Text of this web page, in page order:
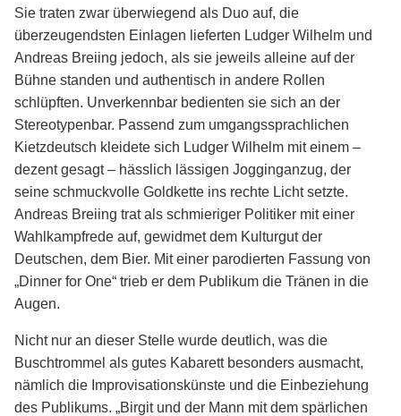
Sie traten zwar überwiegend als Duo auf, die
überzeugendsten Einlagen lieferten Ludger Wilhelm und
Andreas Breiing jedoch, als sie jeweils alleine auf der
Bühne standen und authentisch in andere Rollen
schlüpften. Unverkennbar bedienten sie sich an der
Stereotypenbar. Passend zum umgangssprachlichen
Kietzdeutsch kleidete sich Ludger Wilhelm mit einem –
dezent gesagt – hässlich lässigen Jogginganzug, der
seine schmuckvolle Goldkette ins rechte Licht setzte.
Andreas Breiing trat als schmieriger Politiker mit einer
Wahlkampfrede auf, gewidmet dem Kulturgut der
Deutschen, dem Bier. Mit einer parodierten Fassung von
„Dinner for One“ trieb er dem Publikum die Tränen in die
Augen.
Nicht nur an dieser Stelle wurde deutlich, was die
Buschtrommel als gutes Kabarett besonders ausmacht,
nämlich die Improvisationskünste und die Einbeziehung
des Publikums. „Birgit und der Mann mit dem spärlichen